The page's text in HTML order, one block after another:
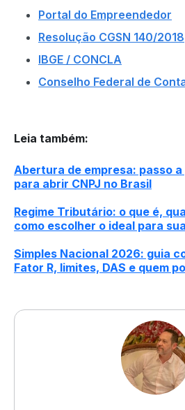
Portal do Empreendedor
Resolução CGSN 140/2018
IBGE / CONCLA
Conselho Federal de
Leia também:
Abertura de empresa: passo
para abrir CNPJ no Brasil
Regime Tributário: o que é,
como escolher o ideal para
Simples Nacional 2026: guia
Fator R, limites, DAS e quem